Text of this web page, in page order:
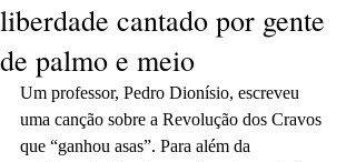
liberdade cantado por gente
de palmo e meio
Um professor, Pedro Dionísio, escreveu
uma canção sobre a Revolução dos Cravos
que “ganhou asas”. Para além da